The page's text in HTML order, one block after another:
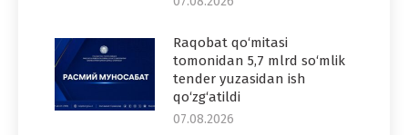
Raqobat qo‘mitasi
tomonidan 5,7 mlrd so‘mlik
tender yuzasidan ish
qo‘zg‘atildi
07.08.2026